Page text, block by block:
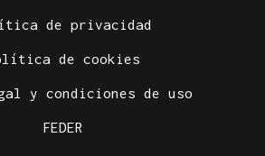
de privacidad
de cookies
y condiciones de uso
FEDER